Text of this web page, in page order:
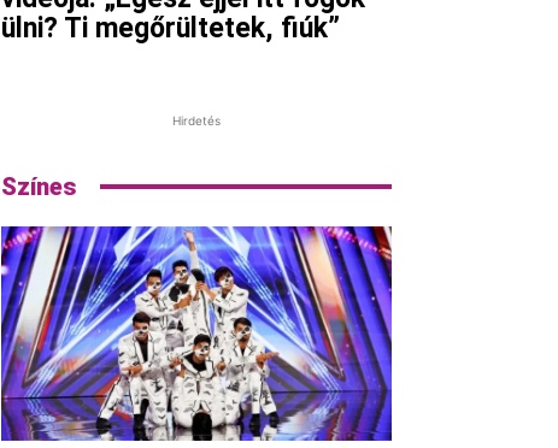
ülni? Ti megőrültetek, fiúk”
Hirdetés
Színes